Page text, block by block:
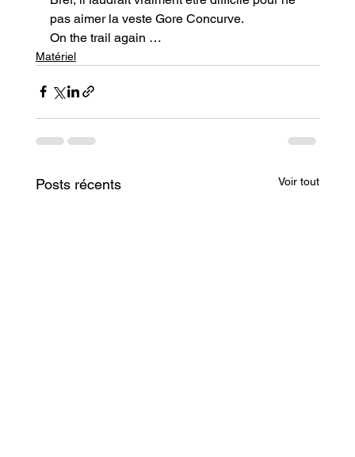
pas aimer la veste Gore Concurve.
On the trail again …
Matériel
Posts récents Voir tout